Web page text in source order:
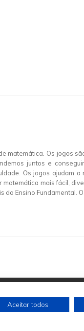
matemática. Os jogos
juntos e
Os jogos ajudam
mais fácil,
Ensino Fundamental.
Aceitar todos